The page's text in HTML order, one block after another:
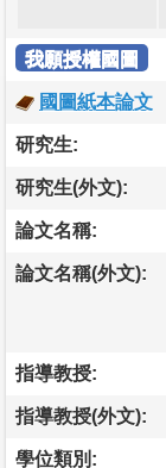
我願授權國圖
國圖紙本論文
研究生:
研究生(外文):
論文名稱:
論文名稱(外文):
指導教授:
指導教授(外文):
學位類別: